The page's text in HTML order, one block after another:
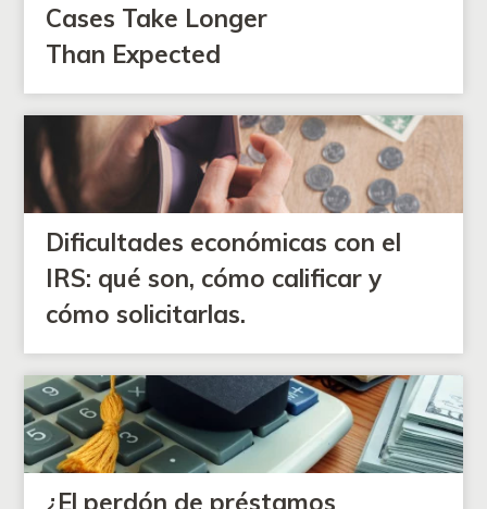
Cases Take Longer
Than Expected
Dificultades económicas con el
IRS: qué son, cómo calificar y
cómo solicitarlas.
¿El perdón de préstamos